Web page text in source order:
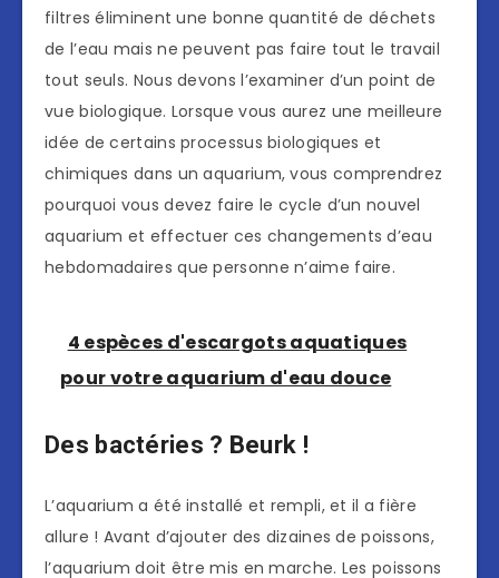
filtres éliminent une bonne quantité de déchets
de l’eau mais ne peuvent pas faire tout le travail
tout seuls. Nous devons l’examiner d’un point de
vue biologique. Lorsque vous aurez une meilleure
idée de certains processus biologiques et
chimiques dans un aquarium, vous comprendrez
pourquoi vous devez faire le cycle d’un nouvel
aquarium et effectuer ces changements d’eau
hebdomadaires que personne n’aime faire.
4 espèces d'escargots aquatiques
pour votre aquarium d'eau douce
Des bactéries ? Beurk !
L’aquarium a été installé et rempli, et il a fière
allure ! Avant d’ajouter des dizaines de poissons,
l’aquarium doit être mis en marche. Les poissons